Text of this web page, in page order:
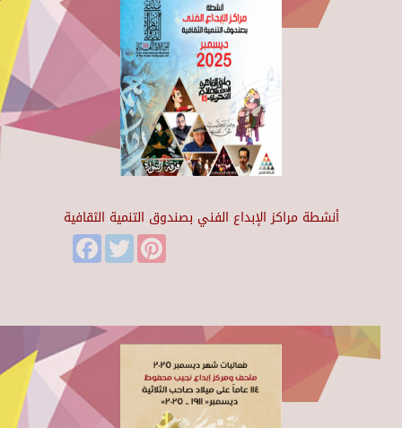
أنشطة مراكز الإبداع الفني بصندوق التنمية الثقافية
FacebookTwitter